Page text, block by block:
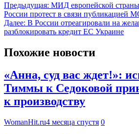
Предыдущая: МИД европейской
России протест в связи публикацией
Далее: В России отреагировали на
разблокировать кредит ЕС Украине
Похожие новости
«Анна, суд вас ждет!»:
Тиммы к Седоковой
к производству
WomanHit.ru4 месяца спустя 0